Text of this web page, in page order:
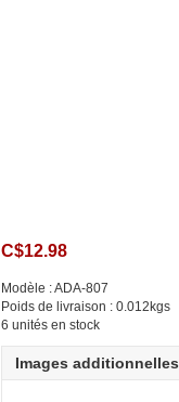
C$12.98
Modèle : ADA-807
Poids de livraison : 0.012kgs
6 unités en stock
Images additionnelles